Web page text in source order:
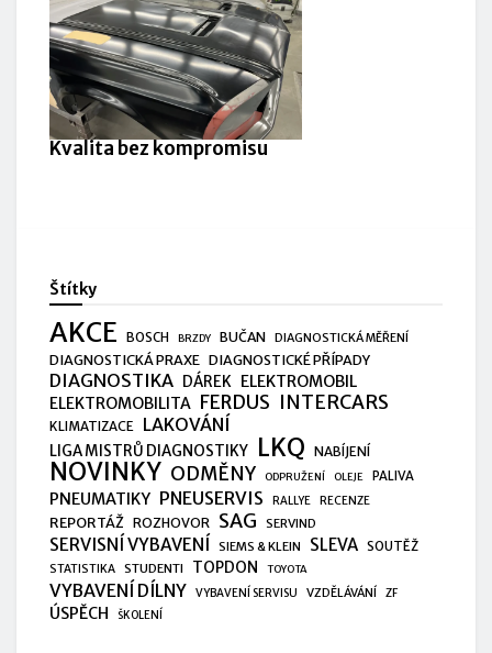
Kvalita bez kompromisu
Štítky
AKCE BOSCH BRZDY BUČAN DIAGNOSTICKÁ MĚŘENÍ
DIAGNOSTICKÁ PRAXE DIAGNOSTICKÉ PŘÍPADY
DIAGNOSTIKA DÁREK ELEKTROMOBIL
ELEKTROMOBILITA FERDUS INTERCARS
KLIMATIZACE LAKOVÁNÍ
LIGA MISTRŮ DIAGNOSTIKY LKQ NABÍJENÍ
NOVINKY ODMĚNY ODPRUŽENÍ OLEJE PALIVA
PNEUMATIKY PNEUSERVIS RALLYE RECENZE
REPORTÁŽ ROZHOVOR SAG SERVIND
SERVISNÍ VYBAVENÍ SIEMS & KLEIN SLEVA SOUTĚŽ
STATISTIKA STUDENTI TOPDON TOYOTA
VYBAVENÍ DÍLNY VYBAVENÍ SERVISU VZDĚLÁVÁNÍ ZF
ÚSPĚCH ŠKOLENÍ